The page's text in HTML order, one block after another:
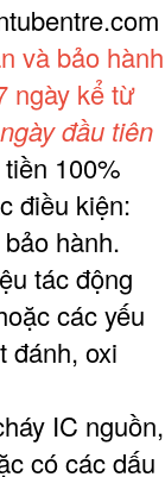
và bảo hành
ngày kể từ
đầu tiên
100%
điều kiện:
hành.
tác động
các yếu
đánh, oxi
IC nguồn,
có các dấu